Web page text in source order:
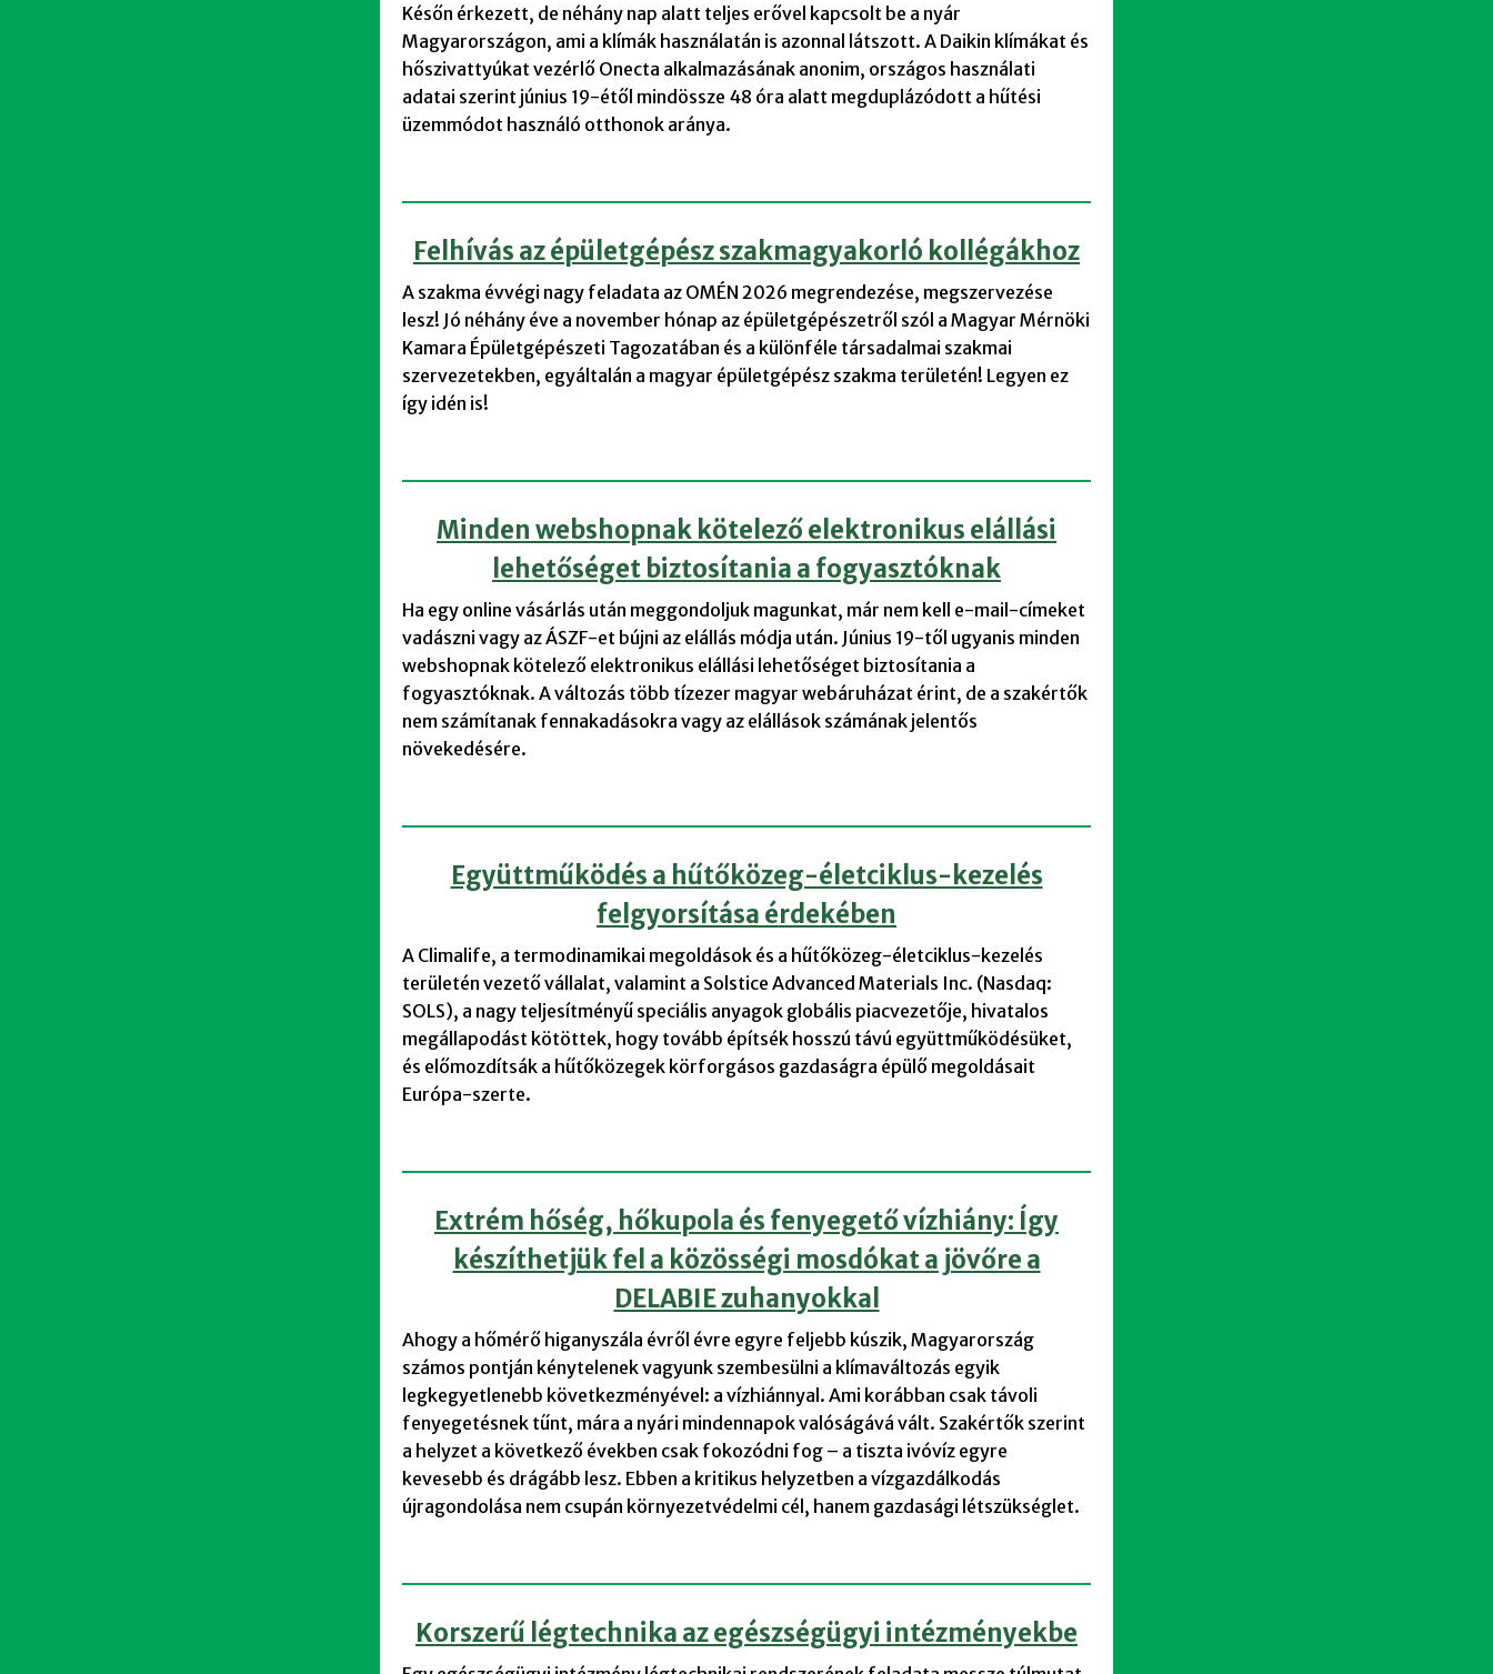
Későn érkezett, de néhány nap alatt teljes erővel kapcsolt be a nyár
Magyarországon, ami a klímák használatán is azonnal látszott. A Daikin klímákat és
hőszivattyúkat vezérlő Onecta alkalmazásának anonim, országos használati
adatai szerint június 19-étől mindössze 48 óra alatt megduplázódott a hűtési
üzemmódot használó otthonok aránya.
Felhívás az épületgépész szakmagyakorló kollégákhoz
A szakma évvégi nagy feladata az OMÉN 2026 megrendezése, megszervezése
lesz! Jó néhány éve a november hónap az épületgépészetről szól a Magyar Mérnöki
Kamara Épületgépészeti Tagozatában és a különféle társadalmai szakmai
szervezetekben, egyáltalán a magyar épületgépész szakma területén! Legyen ez
így idén is!
Minden webshopnak kötelező elektronikus elállási
lehetőséget biztosítania a fogyasztóknak
Ha egy online vásárlás után meggondoljuk magunkat, már nem kell e-mail-címeket
vadászni vagy az ÁSZF-et bújni az elállás módja után. Június 19-től ugyanis minden
webshopnak kötelező elektronikus elállási lehetőséget biztosítania a
fogyasztóknak. A változás több tízezer magyar webáruházat érint, de a szakértők
nem számítanak fennakadásokra vagy az elállások számának jelentős
növekedésére.
Együttműködés a hűtőközeg-életciklus-kezelés
felgyorsítása érdekében
A Climalife, a termodinamikai megoldások és a hűtőközeg-életciklus-kezelés
területén vezető vállalat, valamint a Solstice Advanced Materials Inc. (Nasdaq:
SOLS), a nagy teljesítményű speciális anyagok globális piacvezetője, hivatalos
megállapodást kötöttek, hogy tovább építsék hosszú távú együttműködésüket,
és előmozdítsák a hűtőközegek körforgásos gazdaságra épülő megoldásait
Európa-szerte.
Extrém hőség, hőkupola és fenyegető vízhiány: Így
készíthetjük fel a közösségi mosdókat a jövőre a
DELABIE zuhanyokkal
Ahogy a hőmérő higanyszála évről évre egyre feljebb kúszik, Magyarország
számos pontján kénytelenek vagyunk szembesülni a klímaváltozás egyik
legkegyetlenebb következményével: a vízhiánnyal. Ami korábban csak távoli
fenyegetésnek tűnt, mára a nyári mindennapok valóságává vált. Szakértők szerint
a helyzet a következő években csak fokozódni fog – a tiszta ivóvíz egyre
kevesebb és drágább lesz. Ebben a kritikus helyzetben a vízgazdálkodás
újragondolása nem csupán környezetvédelmi cél, hanem gazdasági létszükséglet.
Korszerű légtechnika az egészségügyi intézményekbe